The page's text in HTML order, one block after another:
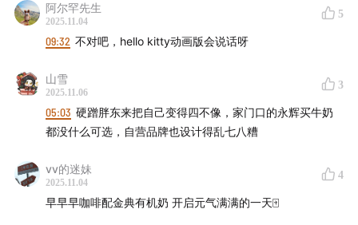
岗位，还在招聘内容实习生、商业化实习生和社群运营实
习生等，工作地点北京东城区，详细岗位信息与申请方
听众投稿：如果你了解身边日常现象的背后原因，
，你的发现可能出现在节目中。
「用声音碰撞世界」
断的思考养料。
阿尔罕先生
2025.11.04
5
09:32 不对吧，hello kitty动画版会说话呀
山雪
2025.11.06
3
05:03 硬蹭胖东来把自己变得四不像，家门口的永辉买牛奶
都没什么可选，自营品牌也设计得乱七八糟
vv的迷妹
2025.11.04
4
早早早咖啡配金典有机奶 开启元气满满的一天🀄️